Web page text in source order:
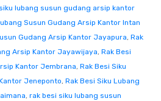
lubang susun gudang arsip kantor
Susun Gudang Arsip Kantor Intan
Gudang Arsip Kantor Jayapura, Rak
Arsip Kantor Jayawijaya, Rak Besi
Kantor Jembrana, Rak Besi Siku
Jeneponto, Rak Besi Siku Lubang
, rak besi siku lubang susun